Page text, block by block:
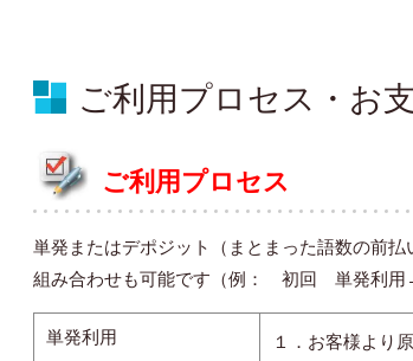
ご利用プロセス・お
ご利用プロセス
単発またはデポジット（まとまった語数の前払
組み合わせも可能です（例： 初回 単発利
単発利用
１．お客様より